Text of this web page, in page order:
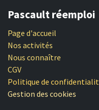
Pascault réemploi
Page d'accueil
Nos activités
Nous connaître
CGV
Politique de
Gestion des cookies